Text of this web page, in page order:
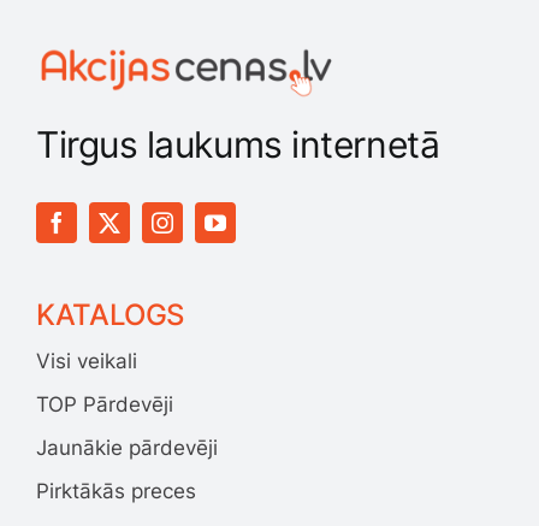
Tirgus laukums internetā
KATALOGS
Visi veikali
TOP Pārdevēji
Jaunākie pārdevēji
Pirktākās preces